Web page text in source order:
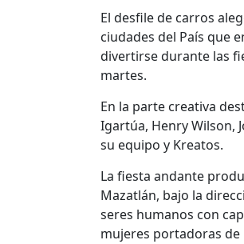
El desfile de carros
ciudades del País que
divertirse durante las
martes.
En la parte creativa
Igartúa, Henry Wilson,
su equipo y Kreatos.
La fiesta andante
Mazatlán, bajo la
seres humanos con
mujeres portadoras de